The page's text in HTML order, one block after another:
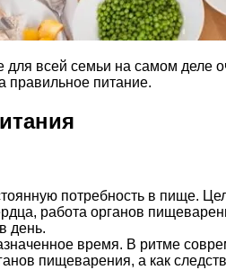
всей семьи на самом деле
правильное питание.
потребность в пище.
работа органов
день.
время. В ритме
пищеварения, а как